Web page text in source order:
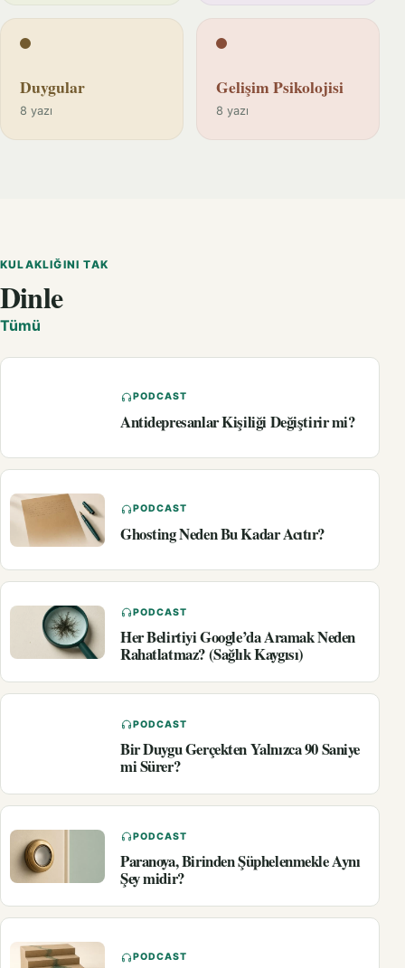
Duygular
8 yazı
Gelişim Psikolojisi
8 yazı
KULAKLIĞINI TAK
Dinle
Tümü
PODCAST
Antidepresanlar Kişiliği Değiştirir mi?
PODCAST
Ghosting Neden Bu Kadar Acıtır?
PODCAST
Her Belirtiyi Google’da Aramak Neden
Rahatlatmaz? (Sağlık Kaygısı)
PODCAST
Bir Duygu Gerçekten Yalnızca 90 Saniye
mi Sürer?
PODCAST
Paranoya, Birinden Şüphelenmekle Aynı
Şey midir?
PODCAST